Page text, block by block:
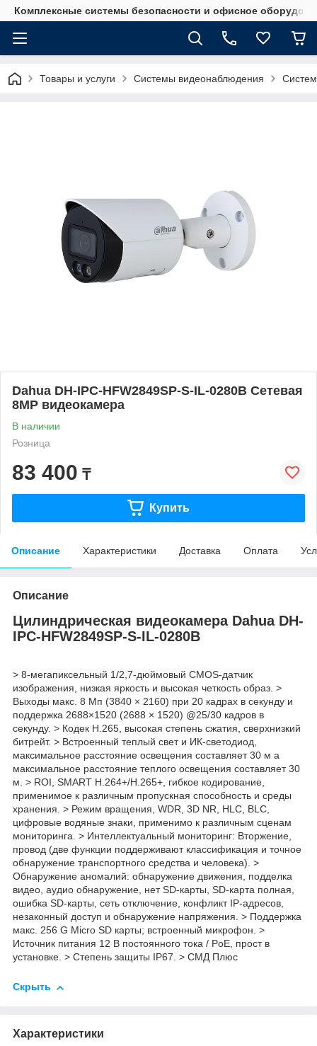
Комплексные системы безопасности и офисное
Товары и услуги Системы видеонаблюдения
Dahua DH-IPC-HFW2849SP-S-IL-0280B Сетевая
8MP видеокамера
В наличии
Розница
83 400 ₸
Купить
Описание Характеристики Доставка Оплата
Описание
Цилиндрическая видеокамера Dahua DH-
IPC-HFW2849SP-S-IL-0280B
> 8-мегапиксельный 1/2,7-дюймовый CMOS-датчик
изображения, низкая яркость и высокая четкость образ. >
Выходы макс. 8 Мп (3840 × 2160) при 20 кадрах в секунду и
поддержка 2688×1520 (2688 × 1520) @25/30 кадров в
секунду. > Кодек H.265, высокая степень сжатия, сверхнизкий
битрейт. > Встроенный теплый свет и ИК-светодиод,
максимальное расстояние освещения составляет 30 м а
максимальное расстояние теплого освещения составляет 30
м. > ROI, SMART H.264+/H.265+, гибкое кодирование,
применимое к различным пропускная способность и среды
хранения. > Режим вращения, WDR, 3D NR, HLC, BLC,
цифровые водяные знаки, применимо к различным сценам
мониторинга. > Интеллектуальный мониторинг: Вторжение,
провод (две функции поддерживают классификация и точное
обнаружение транспортного средства и человека). >
Обнаружение аномалий: обнаружение движения, подделка
видео, аудио обнаружение, нет SD-карты, SD-карта полная,
ошибка SD-карты, сеть отключение, конфликт IP-адресов,
незаконный доступ и обнаружение напряжения. > Поддержка
макс. 256 G Micro SD карты; встроенный микрофон. >
Источник питания 12 В постоянного тока / PoE, прост в
установке. > Степень защиты IP67. > СМД Плюс
Скрыть
Характеристики